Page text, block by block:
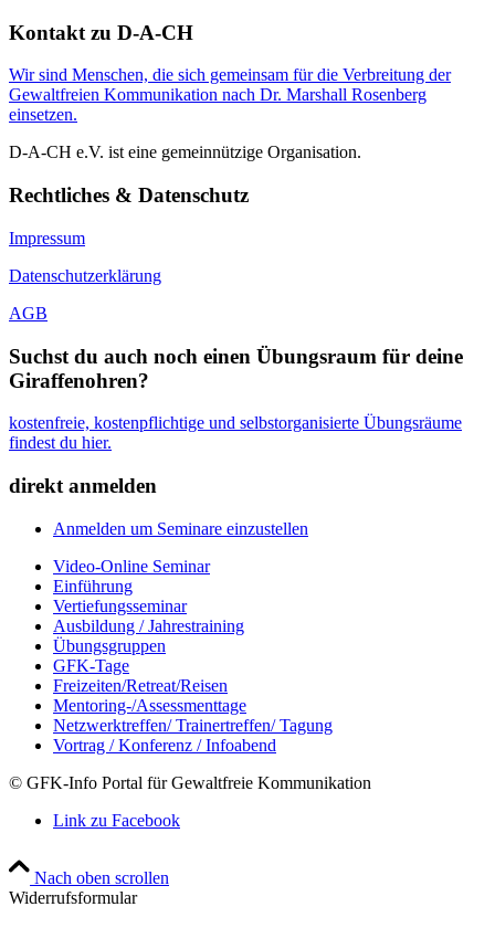
Kontakt zu D-A-CH
Wir sind Menschen, die sich gemeinsam für die Verbreitung der
Gewaltfreien Kommunikation nach Dr. Marshall Rosenberg
einsetzen.
D-A-CH e.V. ist eine gemeinnützige Organisation.
Rechtliches & Datenschutz
Impressum
Datenschutzerklärung
AGB
Suchst du auch noch einen Übungsraum für deine
Giraffenohren?
kostenfreie, kostenpflichtige und selbstorganisierte Übungsräume
findest du hier.
direkt anmelden
Anmelden um Seminare einzustellen
Video-Online Seminar
Einführung
Vertiefungsseminar
Ausbildung / Jahrestraining
Übungsgruppen
GFK-Tage
Freizeiten/Retreat/Reisen
Mentoring-/Assessmenttage
Netzwerktreffen/ Trainertreffen/ Tagung
Vortrag / Konferenz / Infoabend
© GFK-Info Portal für Gewaltfreie Kommunikation
Link zu Facebook
Nach oben scrollen
Widerrufsformular